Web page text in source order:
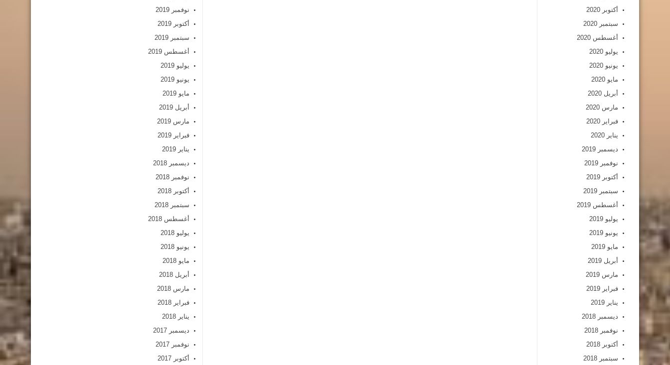
أكتوبر 2020
سبتمبر 2020
أغسطس 2020
يوليو 2020
يونيو 2020
مايو 2020
أبريل 2020
مارس 2020
فبراير 2020
يناير 2020
ديسمبر 2019
نوفمبر 2019
أكتوبر 2019
سبتمبر 2019
أغسطس 2019
يوليو 2019
يونيو 2019
مايو 2019
أبريل 2019
مارس 2019
فبراير 2019
يناير 2019
ديسمبر 2018
نوفمبر 2018
أكتوبر 2018
سبتمبر 2018
نوفمبر 2019
أكتوبر 2019
سبتمبر 2019
أغسطس 2019
يوليو 2019
يونيو 2019
مايو 2019
أبريل 2019
مارس 2019
فبراير 2019
يناير 2019
ديسمبر 2018
نوفمبر 2018
أكتوبر 2018
سبتمبر 2018
أغسطس 2018
يوليو 2018
يونيو 2018
مايو 2018
أبريل 2018
مارس 2018
فبراير 2018
يناير 2018
ديسمبر 2017
نوفمبر 2017
أكتوبر 2017